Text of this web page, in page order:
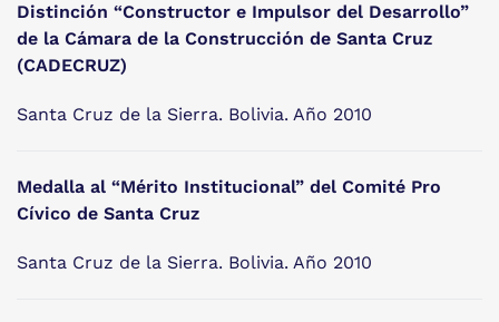
Distinción “Constructor e Impulsor del Desarrollo”
de la Cámara de la Construcción de Santa Cruz
(CADECRUZ)
Santa Cruz de la Sierra. Bolivia. Año 2010
Medalla al “Mérito Institucional” del Comité Pro
Cívico de Santa Cruz
Santa Cruz de la Sierra. Bolivia. Año 2010